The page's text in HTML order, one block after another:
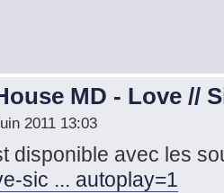
MD - Love //
2011 13:03
disponible avec les
sic ... autoplay=1